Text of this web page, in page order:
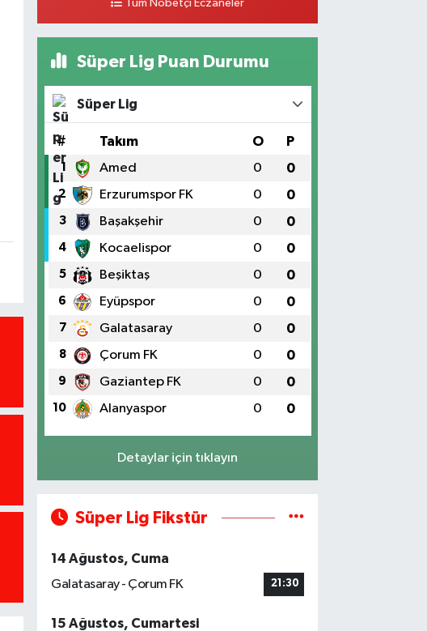
Tüm Nöbetçi Eczaneler
Süper Lig Puan Durumu
Süper Lig
# Takım O P
1 Amed 0 0
2 Erzurumspor FK 0 0
3 Başakşehir 0 0
4 Kocaelispor 0 0
5 Beşiktaş 0 0
6 Eyüpspor 0 0
7 Galatasaray 0 0
8 Çorum FK 0 0
9 Gaziantep FK 0 0
10 Alanyaspor 0 0
Detaylar için tıklayın
Süper Lig Fikstür
14 Ağustos, Cuma
Galatasaray - Çorum FK
21:30
15 Ağustos, Cumartesi